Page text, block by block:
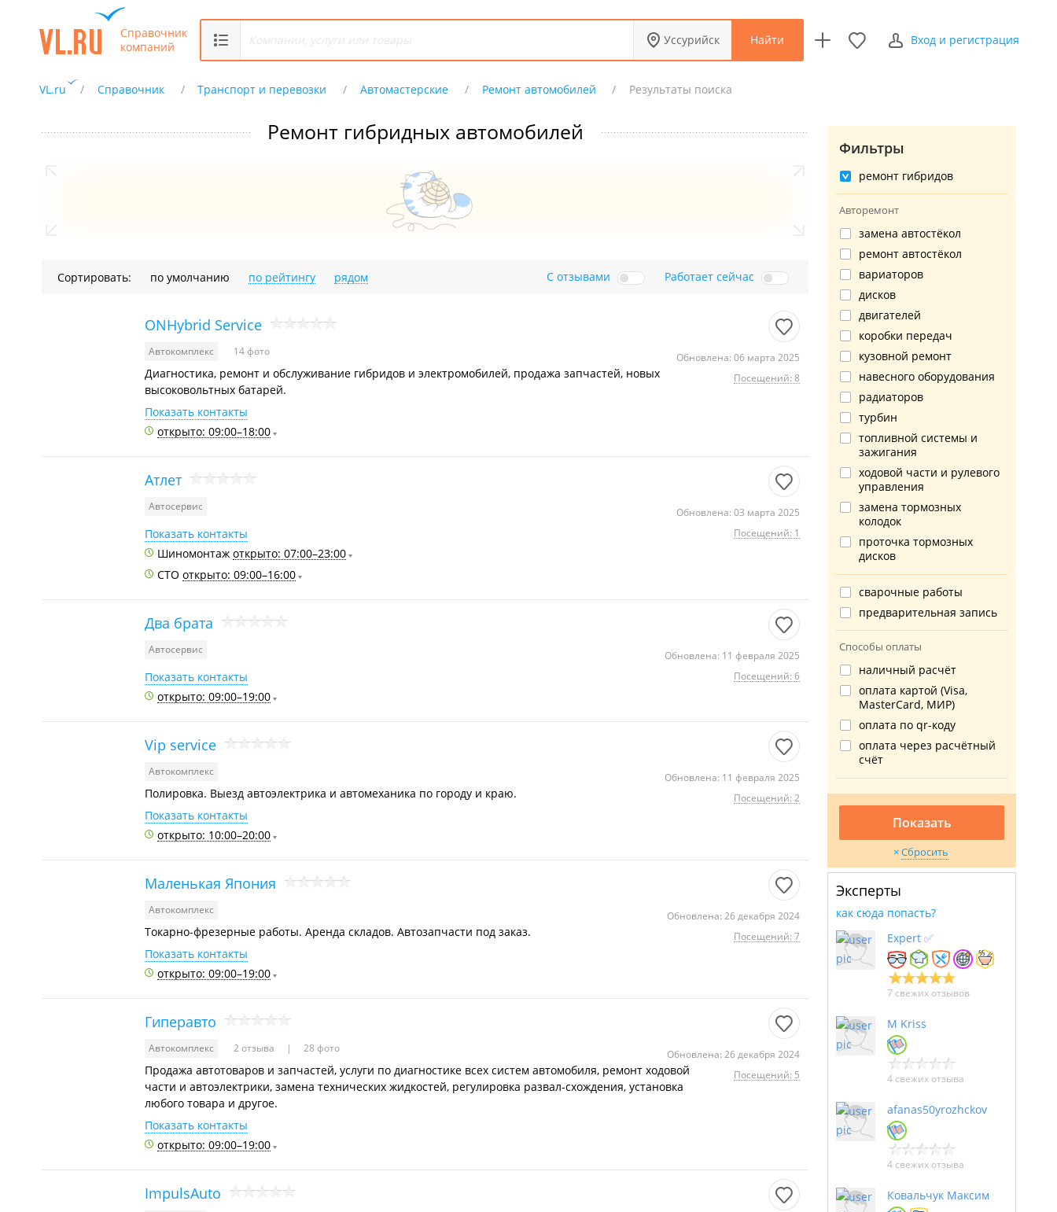
Справочник
компаний
Уссурийск Найти Вход и регистрация
VL.ru Справочник Транспорт и перевозки Автомастерские Ремонт автомобилей Результаты поиска
Ремонт гибридных автомобилей
Сортировать: по умолчанию по рейтингу рядом С отзывами Работает сейчас
ONHybrid Service
Автокомплекс 14 фото
Обновлена: 06 марта 2025
Посещений: 8
Диагностика, ремонт и обслуживание гибридов и электромобилей, продажа запчастей, новых
высоковольтных батарей.
Показать контакты
открыто: 09:00–18:00
Атлет
Автосервис
Обновлена: 03 марта 2025
Посещений: 1
Показать контакты
Шиномонтаж открыто: 07:00–23:00
СТО открыто: 09:00–16:00
Два брата
Автосервис
Обновлена: 11 февраля 2025
Посещений: 6
Показать контакты
открыто: 09:00–19:00
Vip service
Автокомплекс
Обновлена: 11 февраля 2025
Посещений: 2
Полировка. Выезд автоэлектрика и автомеханика по городу и краю.
Показать контакты
открыто: 10:00–20:00
Маленькая Япония
Автокомплекс
Обновлена: 26 декабря 2024
Посещений: 7
Токарно-фрезерные работы. Аренда складов. Автозапчасти под заказ.
Показать контакты
открыто: 09:00–19:00
Гиперавто
Автокомплекс 2 отзыва 28 фото
Обновлена: 26 декабря 2024
Посещений: 5
Продажа автотоваров и запчастей, услуги по диагностике всех систем автомобиля, ремонт ходовой
части и автоэлектрики, замена технических жидкостей, регулировка развал-схождения, установка
любого товара и другое.
Показать контакты
открыто: 09:00–19:00
ImpulsAuto
Фильтры
ремонт гибридов
Авторемонт
замена автостёкол
ремонт автостёкол
вариаторов
дисков
двигателей
коробки передач
кузовной ремонт
навесного оборудования
радиаторов
турбин
топливной системы и
зажигания
ходовой части и рулевого
управления
замена тормозных
колодок
проточка тормозных
дисков
сварочные работы
предварительная запись
Способы оплаты
наличный расчёт
оплата картой (Visa,
MasterCard, МИР)
оплата по qr-коду
оплата через расчётный
счёт
Показать
Сбросить
Эксперты
как сюда попасть?
Expert ✅
7 свежих отзывов
M Kriss
4 свежих отзыва
afanas50yrozhckov
4 свежих отзыва
Ковальчук Максим